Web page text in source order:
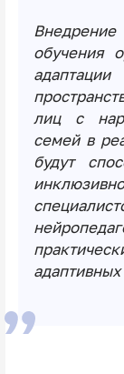
обучения
лиц с
семей в
будут